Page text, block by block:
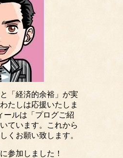
「経済的余裕」が実
たしは応援いたしま
ルは「プログご紹
ています。これから
くお願い致します。
参加しました！